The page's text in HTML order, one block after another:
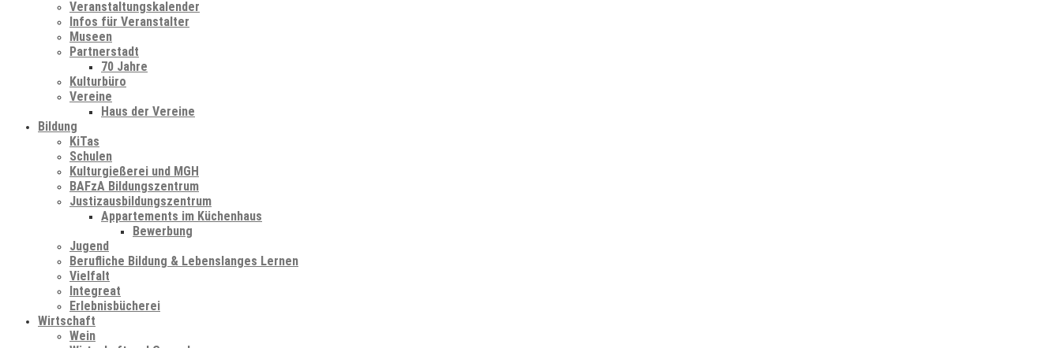
Veranstaltungskalender
Infos für Veranstalter
Museen
Partnerstadt
70 Jahre
Kulturbüro
Vereine
Haus der Vereine
Bildung
KiTas
Schulen
Kulturgießerei und MGH
BAFzA Bildungszentrum
Justizausbildungszentrum
Appartements im Küchenhaus
Bewerbung
Jugend
Berufliche Bildung & Lebenslanges Lernen
Vielfalt
Integreat
Erlebnisbücherei
Wirtschaft
Wein